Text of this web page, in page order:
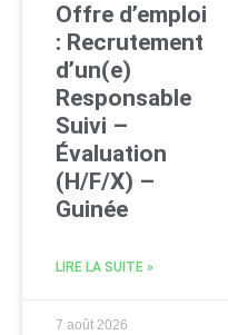
Offre d’emploi
: Recrutement
d’un(e)
Responsable
Suivi –
Évaluation
(H/F/X) –
Guinée
LIRE LA SUITE »
7 août 2026